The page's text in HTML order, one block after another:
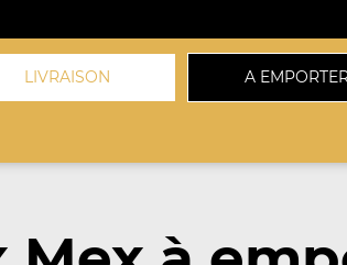
LIVRAISON A